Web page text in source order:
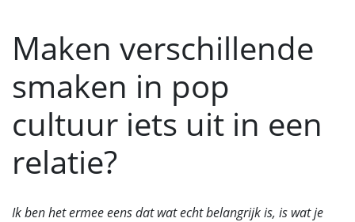
Maken verschillende
smaken in pop
cultuur iets uit in een
relatie?
Ik ben het ermee eens dat wat echt belangrijk is, is wat je